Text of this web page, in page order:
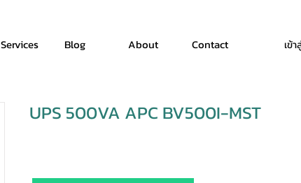
Services Blog About Contact เข้
UPS 500VA APC BV500I-MST